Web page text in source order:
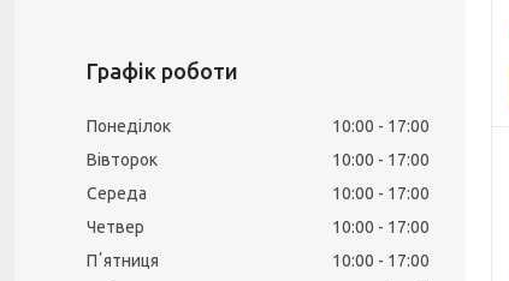
Графік роботи
Понеділок 10:00
17:00
Вівторок
10:00
17:00
Середа
10:00
17:00
Четвер
10:00
17:00
Пʼятниця
10:00
17:00